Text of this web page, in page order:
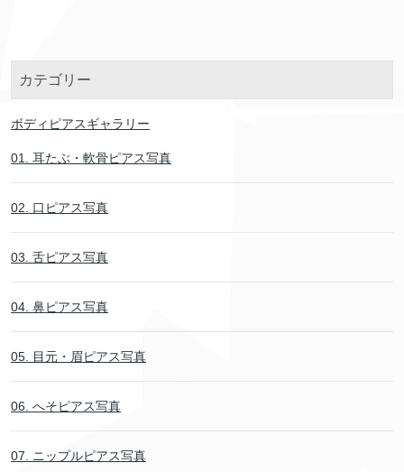
カテゴリー
ボディピアスギャラリー
01. 耳たぶ・軟骨ピアス写真
02. 口ピアス写真
03. 舌ピアス写真
04. 鼻ピアス写真
05. 目元・眉ピアス写真
06. へそピアス写真
07. ニップルピアス写真